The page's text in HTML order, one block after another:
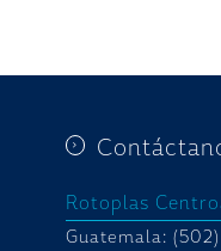
Rotoplas
Guatemala: